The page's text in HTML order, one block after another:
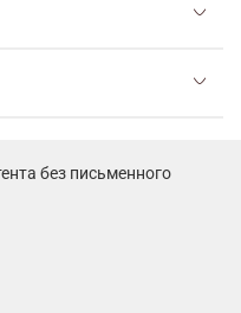
без письменного